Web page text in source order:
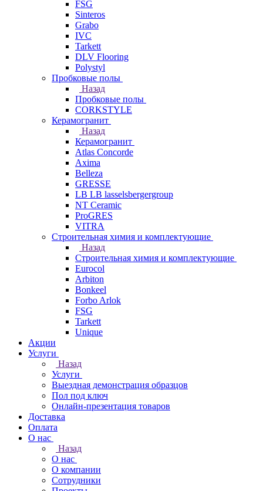
FSG
Sinteros
Grabo
IVC
Tarkett
DLV Flooring
Polystyl
Пробковые полы
Назад
Пробковые полы
CORKSTYLE
Керамогранит
Назад
Керамогранит
Atlas Concorde
Axima
Belleza
GRESSE
LB LB lasselsbergergroup
NT Ceramic
ProGRES
VITRA
Строительная химия и комплектующие
Назад
Строительная химия и комплектующие
Eurocol
Arbiton
Bonkeel
Forbo Arlok
FSG
Tarkett
Unique
Акции
Услуги
Назад
Услуги
Выездная демонстрация образцов
Пол под ключ
Онлайн-презентация товаров
Доставка
Оплата
О нас
Назад
О нас
О компании
Сотрудники